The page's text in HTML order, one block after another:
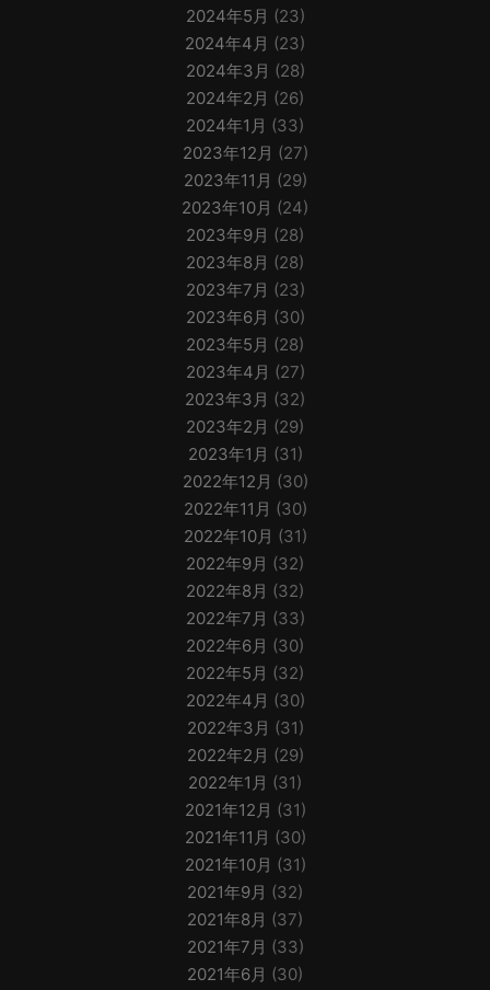
2024年5月 (23)
2024年4月 (23)
2024年3月 (28)
2024年2月 (26)
2024年1月 (33)
2023年12月 (27)
2023年11月 (29)
2023年10月 (24)
2023年9月 (28)
2023年8月 (28)
2023年7月 (23)
2023年6月 (30)
2023年5月 (28)
2023年4月 (27)
2023年3月 (32)
2023年2月 (29)
2023年1月 (31)
2022年12月 (30)
2022年11月 (30)
2022年10月 (31)
2022年9月 (32)
2022年8月 (32)
2022年7月 (33)
2022年6月 (30)
2022年5月 (32)
2022年4月 (30)
2022年3月 (31)
2022年2月 (29)
2022年1月 (31)
2021年12月 (31)
2021年11月 (30)
2021年10月 (31)
2021年9月 (32)
2021年8月 (37)
2021年7月 (33)
2021年6月 (30)